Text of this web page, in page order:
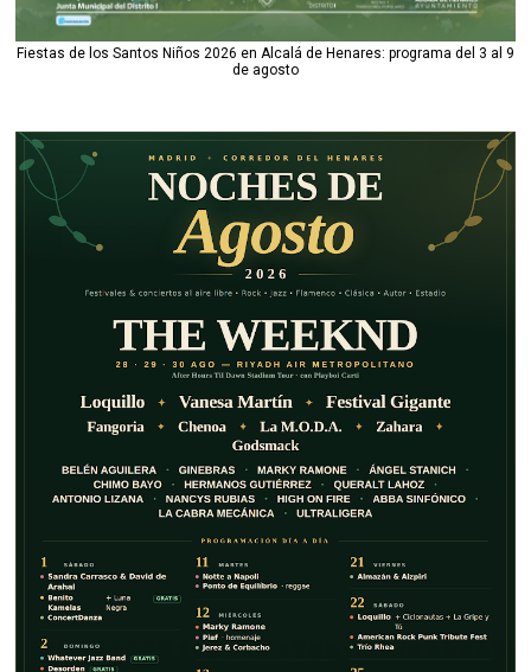
Fiestas de los Santos Niños 2026 en Alcalá de Henares: programa del 3 al 9
de agosto